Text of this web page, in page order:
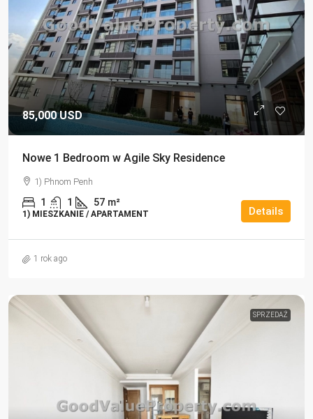
85,000 USD
Nowe 1 Bedroom w Agile Sky Residence
1) Phnom Penh
1 1 57 m²
1) MIESZKANIE / APARTAMENT Details
1 rok ago
SPRZEDAŻ